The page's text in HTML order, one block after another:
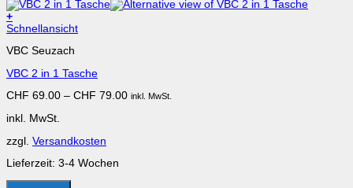
+
Dieses
weist
Varianten
Die
können
der
Produktseite
gewählt
werden
Schnellansicht
VBC Seuzach
VBC 2 in 1 Tasche
CHF 69.00 – CHF 79.00 inkl. MwSt.
inkl. MwSt.
zzgl. Versandkosten
Lieferzeit: 3-4 Wochen